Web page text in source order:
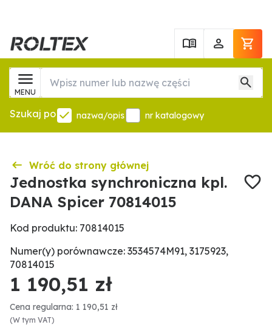
MENU
Szukaj po nazwa/opis nr katalogowy
Wróć do strony głównej
Jednostka synchroniczna kpl.
DANA Spicer 70814015
Kod produktu: 70814015
Numer(y) porównawcze: 3534574M91, 3175923,
70814015
1 190,51 zł
Cena regularna: 1 190,51 zł
(W tym VAT)